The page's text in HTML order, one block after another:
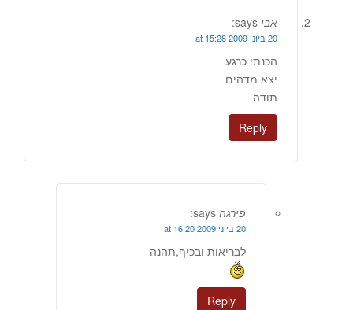
אבי says:
20 ביוני 2009 at 15:28
הכנתי כרגע
יצא מדהים
תודה
Reply
פירגה says:
20 ביוני 2009 at 16:20
לבריאות ובכיף,תהנה
Reply